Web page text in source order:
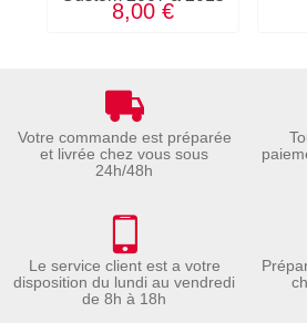
8,00 €
Votre commande est préparée
et livrée chez vous sous
24h/48h
Le service client est a votre
disposition du lundi au vendredi
de 8h à 18h